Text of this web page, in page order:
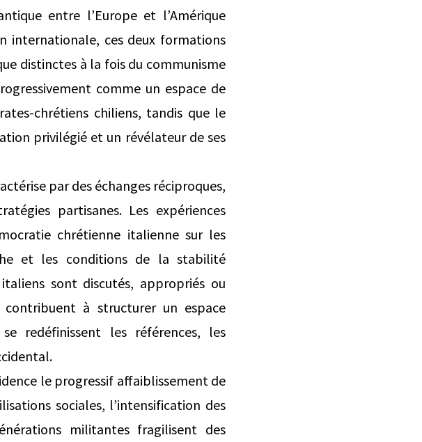
entre l’Europe et l’Amérique
internationale, ces deux formations
distinctes à la fois du communisme
comme un espace de
chrétiens chiliens, tandis que le
privilégié et un révélateur de ses
par des échanges réciproques,
partisanes. Les expériences
chrétienne italienne sur les
et les conditions de la stabilité
sont discutés, appropriés ou
à structurer un espace
redéfinissent les références, les
le progressif affaiblissement de
sociales, l’intensification des
militantes fragilisent des